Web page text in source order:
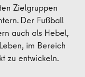
Zielgruppen
Der Fußball
auch als Hebel,
im Bereich
zu entwickeln.